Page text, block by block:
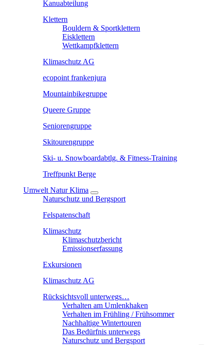
Kanuabteilung
Klettern
Bouldern & Sportklettern
Eisklettern
Wettkampfklettern
Klimaschutz AG
ecopoint frankenjura
Mountainbikegruppe
Queere Gruppe
Seniorengruppe
Skitourengruppe
Ski- u. Snowboardabtlg. & Fitness-Training
Treffpunkt Berge
Umwelt Natur Klima
Naturschutz und Bergsport
Felspatenschaft
Klimaschutz
Klimaschutzbericht
Emissionserfassung
Exkursionen
Klimaschutz AG
Rücksichtsvoll unterwegs…
Verhalten am Umlenkhaken
Verhalten im Frühling / Frühsommer
Nachhaltige Wintertouren
Das Bedürfnis unterwegs
Naturschutz und Bergsport